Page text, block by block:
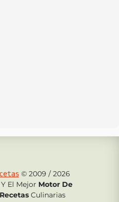
© 2009 / 2026
Y El Mejor Motor De
Culinarias